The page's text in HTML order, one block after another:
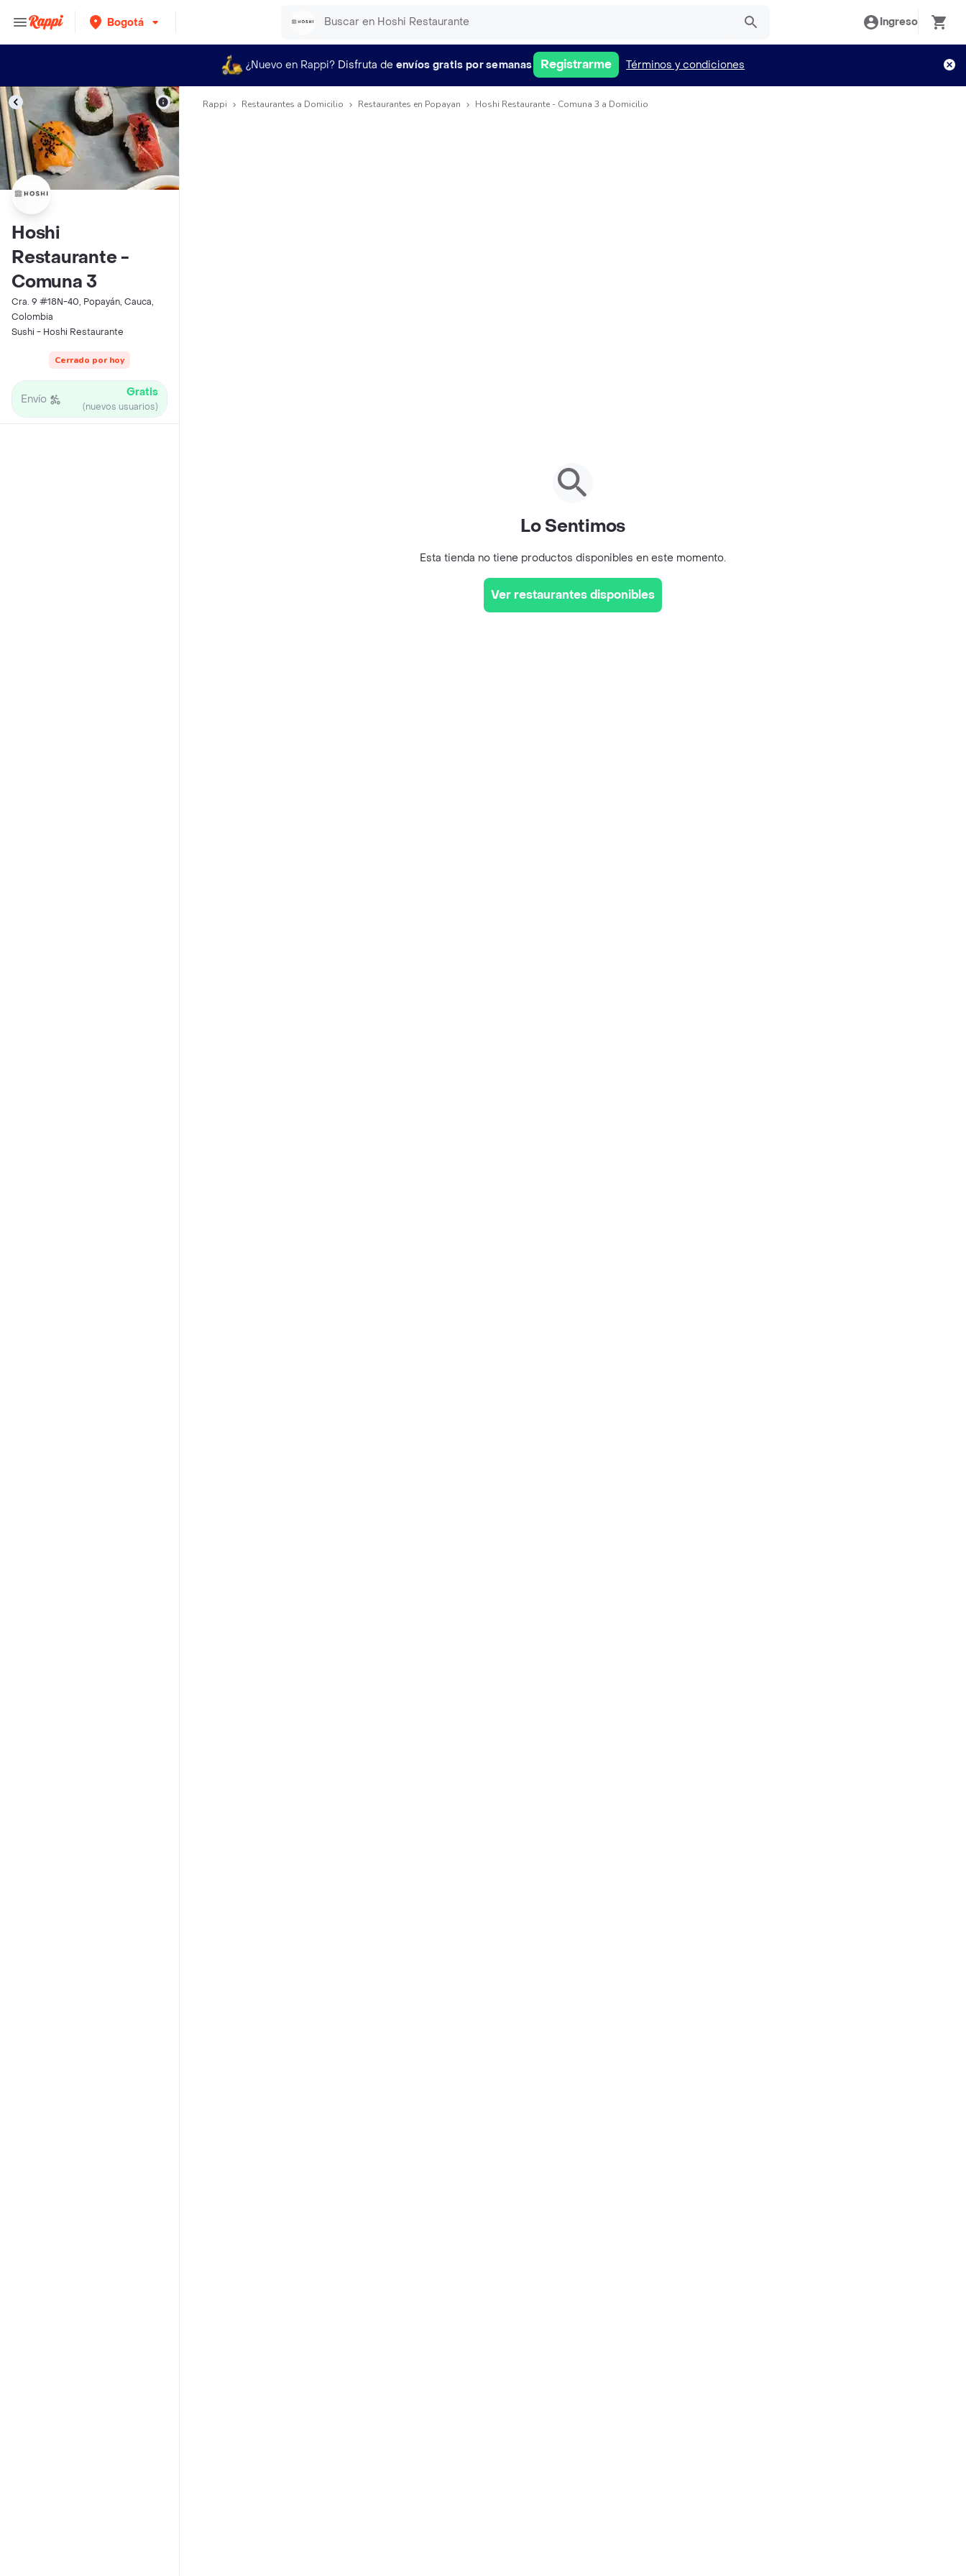
Bogotá Ingreso
¿Nuevo en Rappi? Disfruta de envíos gratis por semanas Registrarme Términos y condiciones
Hoshi
Restaurante -
Comuna 3
Cra. 9 #18N-40, Popayán, Cauca,
Colombia
Sushi - Hoshi Restaurante
Cerrado por hoy
Envío Gratis
(nuevos usuarios)
Rappi Restaurantes a Domicilio Restaurantes en Popayan Hoshi Restaurante - Comuna 3 a Domicilio
Lo Sentimos
Esta tienda no tiene productos disponibles en este momento.
Ver restaurantes disponibles